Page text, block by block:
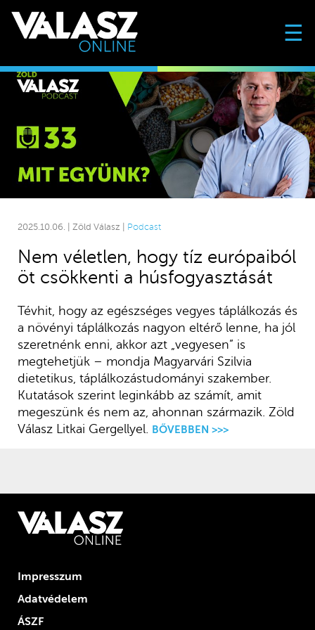
☰
2025.10.06. | Zöld Válasz | Podcast
Nem véletlen, hogy tíz európaiból
öt csökkenti a húsfogyasztását
Tévhit, hogy az egészséges vegyes táplálkozás és
a növényi táplálkozás nagyon eltérő lenne, ha jól
szeretnénk enni, akkor azt „vegyesen” is
megtehetjük – mondja Magyarvári Szilvia
dietetikus, táplálkozástudományi szakember.
Kutatások szerint leginkább az számít, amit
megeszünk és nem az, ahonnan származik. Zöld
Válasz Litkai Gergellyel. BŐVEBBEN >>>
Impresszum
Adatvédelem
ÁSZF